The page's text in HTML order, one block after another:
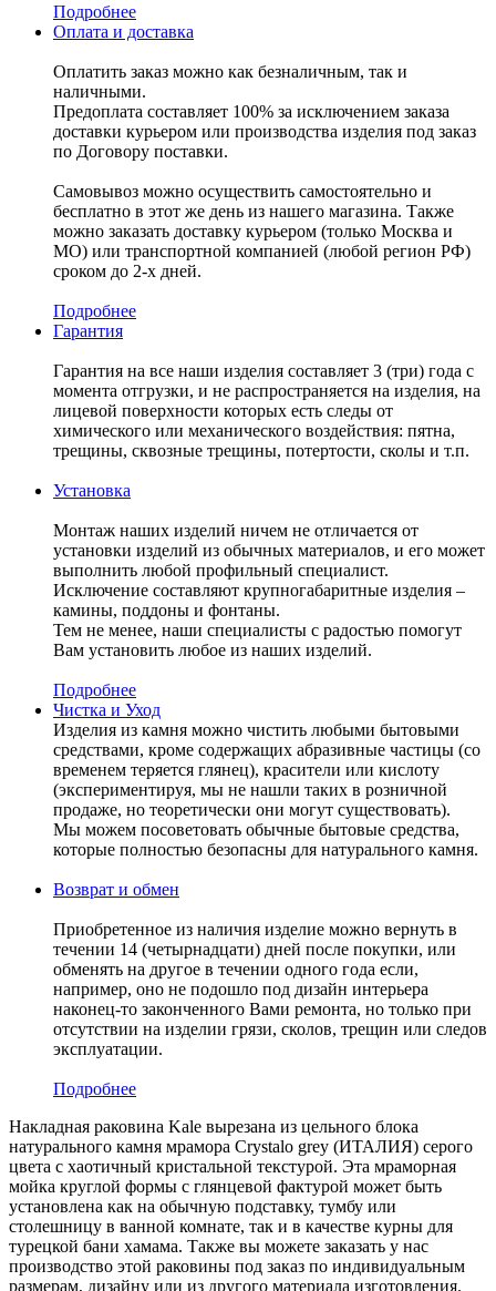
Подробнее
Оплата и доставка
Оплатить заказ можно как безналичным, так и
наличными.
Предоплата составляет 100% за исключением заказа
доставки курьером или производства изделия под заказ
по Договору поставки.
Самовывоз можно осуществить самостоятельно и
бесплатно в этот же день из нашего магазина. Также
можно заказать доставку курьером (только Москва и
МО) или транспортной компанией (любой регион РФ)
сроком до 2-х дней.
Подробнее
Гарантия
Гарантия на все наши изделия составляет 3 (три) года с
момента отгрузки, и не распространяется на изделия, на
лицевой поверхности которых есть следы от
химического или механического воздействия: пятна,
трещины, сквозные трещины, потертости, сколы и т.п.
Установка
Монтаж наших изделий ничем не отличается от
установки изделий из обычных материалов, и его может
выполнить любой профильный специалист.
Исключение составляют крупногабаритные изделия –
камины, поддоны и фонтаны.
Тем не менее, наши специалисты с радостью помогут
Вам установить любое из наших изделий.
Подробнее
Чистка и Уход
Изделия из камня можно чистить любыми бытовыми
средствами, кроме содержащих абразивные частицы (со
временем теряется глянец), красители или кислоту
(экспериментируя, мы не нашли таких в розничной
продаже, но теоретически они могут существовать).
Мы можем посоветовать обычные бытовые средства,
которые полностью безопасны для натурального камня.
Возврат и обмен
Приобретенное из наличия изделие можно вернуть в
течении 14 (четырнадцати) дней после покупки, или
обменять на другое в течении одного года если,
например, оно не подошло под дизайн интерьера
наконец-то законченного Вами ремонта, но только при
отсутствии на изделии грязи, сколов, трещин или следов
эксплуатации.
Подробнее
Накладная раковина Kale вырезана из цельного блока
натурального камня мрамора Crystalo grey (ИТАЛИЯ) серого
цвета c хаотичный кристальной текстурой. Эта мраморная
мойка круглой формы с глянцевой фактурой может быть
установлена как на обычную подставку, тумбу или
столешницу в ванной комнате, так и в качестве курны для
турецкой бани хамама. Также вы можете заказать у нас
производство этой раковины под заказ по индивидуальным
размерам, дизайну или из другого материала изготовления.